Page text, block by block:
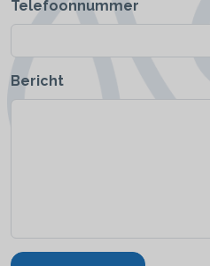
Telefoonnummer
Bericht